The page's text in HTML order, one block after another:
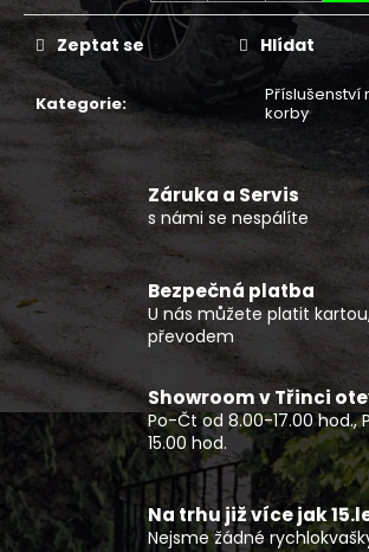
Kategorie:
Příslušenství
korby
Zeptat se Hlídat
Záruka a Servis
s námi se nespálíte
Bezpečná platba
U nás můžete platit
převodem
Showroom v Třinci
Po-Čt od 8.00-17.00 hod.,
15.00 hod.
Na trhu již více jak
Nejsme žádné
D
o
p
o
u
j
m
e
TRIČKO
PÁNSKÉ
CLASSIC
NEW
450
Kč